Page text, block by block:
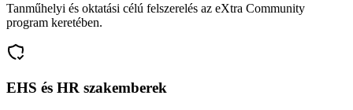
Tanműhelyi és oktatási célú felszerelés az eXtra Community
program keretében.
EHS és HR szakemberek